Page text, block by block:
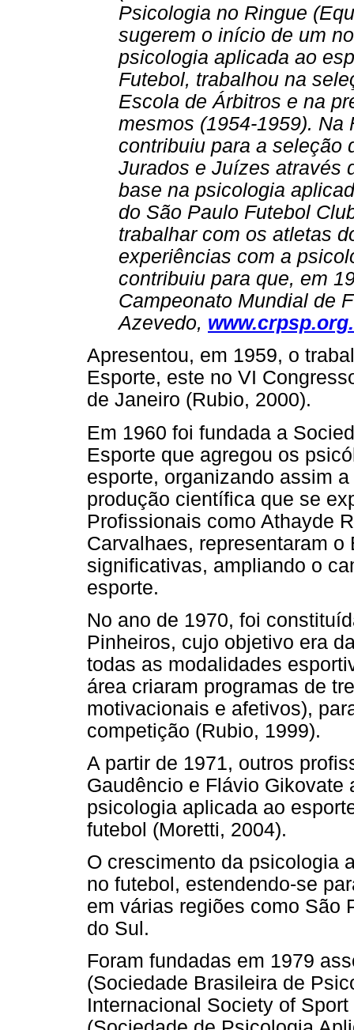
Psicologia no Ringue
sugerem o início de um
psicologia aplicada ao
Futebol, trabalhou na
Escola de Árbitros e na
mesmos (1954-1959).
contribuiu para a seleção
Jurados e Juízes através
base na psicologia
do São Paulo Futebol
trabalhar com os atletas
experiências com a
contribuiu para que, em
Campeonato Mundial de
Azevedo,
Apresentou, em 1959, o
Esporte, este no VI
de Janeiro (Rubio, 2000).
Em 1960 foi fundada a
Esporte que agregou os
esporte, organizando assim
produção científica que se
Profissionais como Athayde
Carvalhaes, representaram
significativas, ampliando o
esporte.
No ano de 1970, foi
Pinheiros, cujo objetivo era
todas as modalidades
área criaram programas de
motivacionais e afetivos),
competição (Rubio, 1999).
A partir de 1971, outros
Gaudêncio e Flávio
psicologia aplicada ao
futebol (Moretti, 2004).
O crescimento da psicologia
no futebol, estendendo-se
em várias regiões como São
do Sul.
Foram fundadas em 1979
(Sociedade Brasileira de
Internacional Society of